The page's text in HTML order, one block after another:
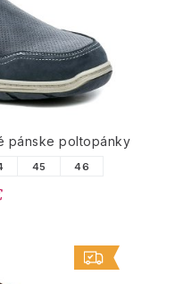
pánske poltopánky
45 46